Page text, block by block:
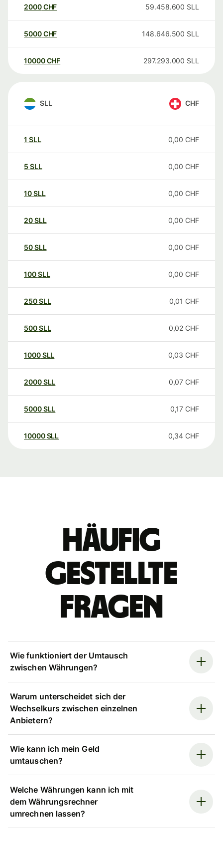
2000CHF 59.458.600 SLL
5000CHF 148.646.500 SLL
10000 CHF 297.293.000 SLL
SLL CHF
1 SLL 0,00 CHF
5 SLL 0,00 CHF
10SLL 0,00 CHF
20SLL 0,00 CHF
50SLL 0,00 CHF
100SLL 0,00 CHF
250SLL 0,01 CHF
500SLL 0,02 CHF
1000SLL 0,03 CHF
2000SLL 0,07 CHF
5000SLL 0,17 CHF
10000 SLL 0,34 CHF
Häufig
gestellte
Fragen
Wie funktioniert der Umtausch
zwischen Währungen?
Warum unterscheidet sich der
Wechselkurs zwischen einzelnen
Anbietern?
Wie kann ich mein Geld
umtauschen?
Welche Währungen kann ich mit
dem Währungsrechner
umrechnen lassen?